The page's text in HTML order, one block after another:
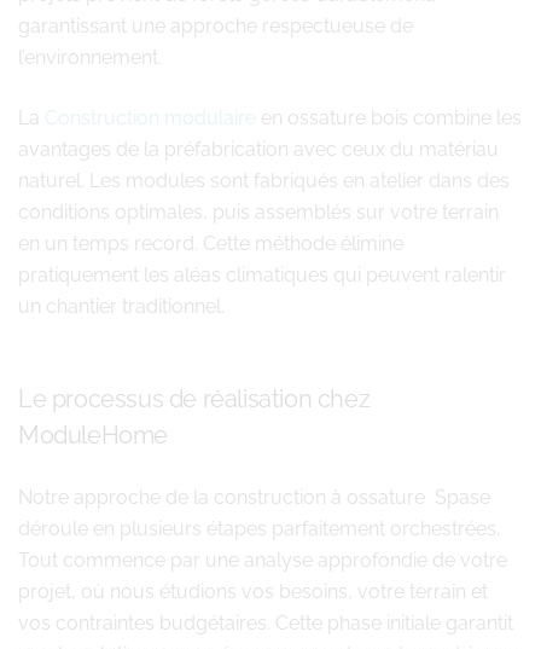
garantissant une approche respectueuse de
l’environnement.
La Construction modulaire en ossature bois combine les
avantages de la préfabrication avec ceux du matériau
naturel. Les modules sont fabriqués en atelier dans des
conditions optimales, puis assemblés sur votre terrain
en un temps record. Cette méthode élimine
pratiquement les aléas climatiques qui peuvent ralentir
un chantier traditionnel.
Le processus de réalisation chez
ModuleHome
Notre approche de la construction à ossature Spase
déroule en plusieurs étapes parfaitement orchestrées.
Tout commence par une analyse approfondie de votre
projet, où nous étudions vos besoins, votre terrain et
vos contraintes budgétaires. Cette phase initiale garantit